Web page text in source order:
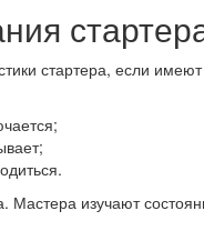
стартера, если
Мастера изучают